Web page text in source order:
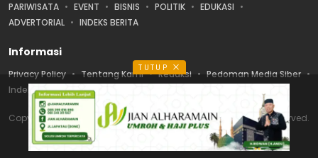
PARIWISATA
EVENT BISNIS POLITIK
EDUKASI
ADVERTORIAL
INDEKS BERITA
Informasi
Privacy Policy Tentang Kami Redaksi
Pedoman Media Siber
Indeks Berita
Karir
Copyright © Bone Terkini | PT Bone Terkini Advertisa. All rights reserved.
TUTUP